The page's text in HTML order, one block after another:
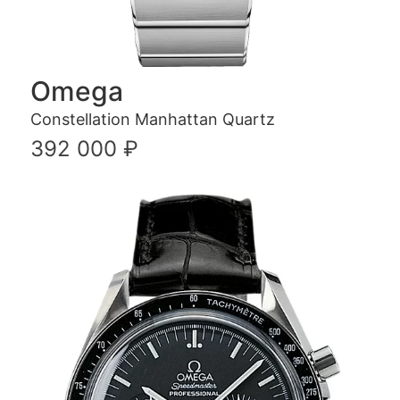
Omega
Constellation Manhattan Quartz
392 000 ₽